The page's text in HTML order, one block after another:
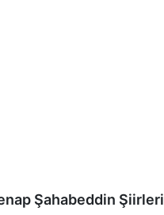
Şahabeddin Şiirleri